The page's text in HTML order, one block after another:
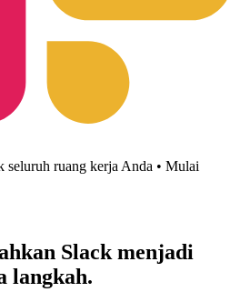
seluruh ruang kerja Anda • Mulai
Slack menjadi
langkah.